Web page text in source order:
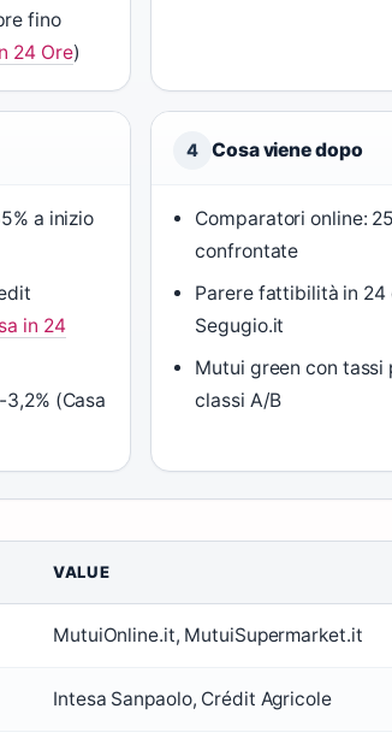
fino
24 Ore)
a inizio
in 24
(Casa
4 Cosa viene dopo
Comparatori online:
confrontate
Parere fattibilità in 24
Segugio.it
Mutui green con
classi A/B
VALUE
MutuiOnline.it, MutuiSupermarket.it
Intesa Sanpaolo, Crédit Agricole